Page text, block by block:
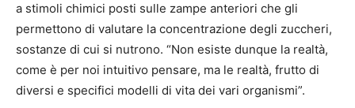
a stimoli chimici posti sulle zampe anteriori che gli
permettono di valutare la concentrazione degli zuccheri,
sostanze di cui si nutrono. “Non esiste dunque la realtà,
come è per noi intuitivo pensare, ma le realtà, frutto di
diversi e specifici modelli di vita dei vari organismi”.